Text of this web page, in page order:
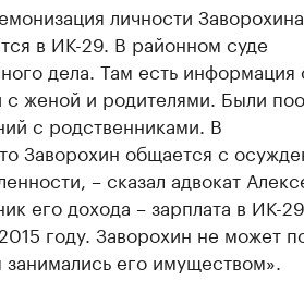
личности
в ИК-29. В районном суде
дела. Там есть информация
с женой и родителями. Были
с родственниками. В
Заворохин общается с
– сказал адвокат
его дохода – зарплата в ИК-
году. Заворохин не может
его имуществом».